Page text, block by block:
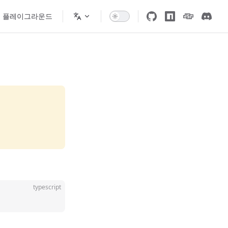
플레이그라운드
typescript